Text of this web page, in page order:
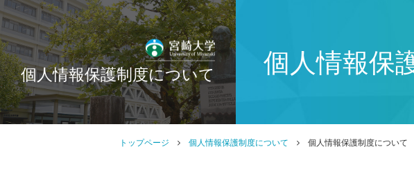
個人情報保護制度について 個人情報保
トップページ 個人情報保護制度について 個人情報保護制度について